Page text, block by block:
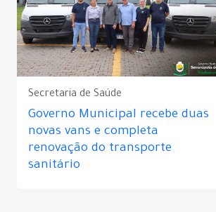
Secretaria de Saúde
Governo Municipal recebe duas
novas vans e completa
renovação do transporte
sanitário